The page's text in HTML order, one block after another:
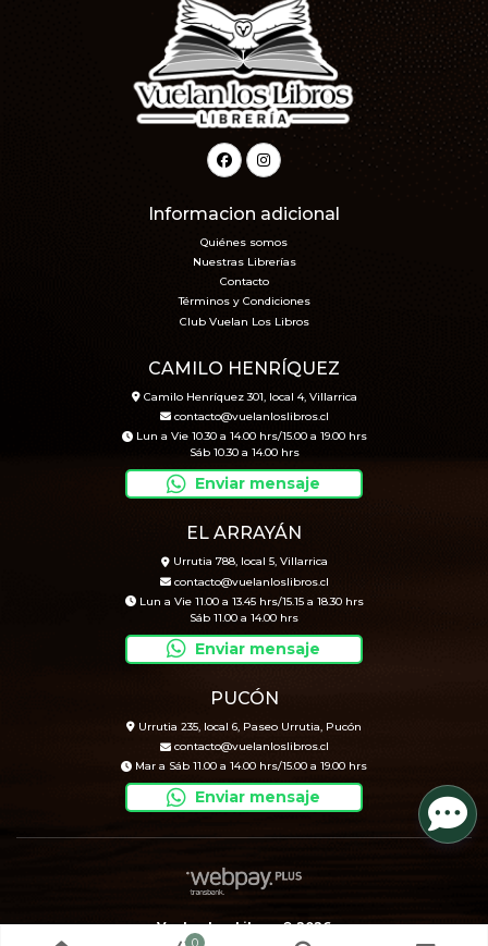
Informacion adicional
Quiénes somos
Nuestras Librerías
Contacto
Términos y Condiciones
Club Vuelan Los Libros
CAMILO HENRÍQUEZ
Camilo Henríquez 301, local 4, Villarrica
contacto@vuelanloslibros.cl
Lun a Vie 10.30 a 14.00 hrs/15.00 a 19.00 hrs
Sáb 10.30 a 14.00 hrs
Enviar mensaje
EL ARRAYÁN
Urrutia 788, local 5, Villarrica
contacto@vuelanloslibros.cl
Lun a Vie 11.00 a 13.45 hrs/15.15 a 18.30 hrs
Sáb 11.00 a 14.00 hrs
Enviar mensaje
PUCÓN
Urrutia 235, local 6, Paseo Urrutia, Pucón
contacto@vuelanloslibros.cl
Mar a Sáb 11.00 a 14.00 hrs/15.00 a 19.00 hrs
Enviar mensaje
Vuelan Los Libros © 2026
0